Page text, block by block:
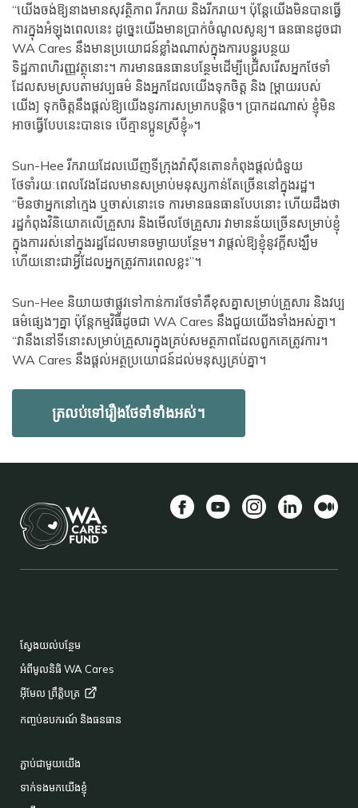
“យើងចង់ឱ្យនាងមានសុវត្ថិភាព រីករាយ និងរីករាយ។ ប៉ុន្តែ​យើង​មិន​បាន​ធ្វើ​
ការ​ក្នុង​អំឡុង​ពេល​នេះ ដូច្នេះ​យើង​មាន​ប្រាក់​ចំណូល​សូន្យ។ ធនធានដូចជា
WA Cares នឹងមានប្រយោជន៍ខ្លាំងណាស់ក្នុងការបន្ធូរបន្ថយ
ទិដ្ឋភាពហិរញ្ញវត្ថុនោះ។ ការមានធនធានបន្ថែមដើម្បីជ្រើសរើសអ្នកថែទាំ
ដែលសមស្របតាមវប្បធម៌ និងអ្នកដែលយើងទុកចិត្ត និង [ម្តាយរបស់
យើង] ទុកចិត្ដនឹងផ្តល់ឱ្យយើងនូវការសម្រាកបន្តិច។ ប្រាកដ​ណាស់ ខ្ញុំ​មិន​
អាច​ធ្វើ​បែប​នេះ​បាន​ទេ បើ​គ្មាន​ប្អូន​ស្រី​ខ្ញុំ»។
Sun-Hee រីករាយដែលឃើញទីក្រុងវ៉ាស៊ីនតោនកំពុងផ្តល់ជំនួយ
ថែទាំរយៈពេលវែងដែលមានសម្រាប់មនុស្សកាន់តែច្រើននៅក្នុងរដ្ឋ។
“មិនថាអ្នកនៅក្មេង ឬចាស់នោះទេ ការមានធនធានបែបនោះ ហើយដឹងថា
រដ្ឋកំពុងវិនិយោគលើគ្រួសារ និងមើលថែគ្រួសារ វាមានន័យច្រើនសម្រាប់ខ្ញុំ
ក្នុងការរស់នៅក្នុងរដ្ឋដែលមានចម្ងាយបន្ថែម។ វាផ្តល់ឱ្យខ្ញុំនូវក្តីសង្ឃឹម
ហើយនោះជាអ្វីដែលអ្នកត្រូវការពេលខ្លះ”។
Sun-Hee និយាយថាផ្លូវទៅកាន់ការថែទាំគឺខុសគ្នាសម្រាប់គ្រួសារ និងវប្ប
ធម៌ផ្សេងៗគ្នា ប៉ុន្តែកម្មវិធីដូចជា WA Cares នឹងជួយយើងទាំងអស់គ្នា។
“វានឹងនៅទីនោះសម្រាប់គ្រួសារក្នុងគ្រប់សមត្ថភាពដែលពួកគេត្រូវការ។
WA Cares នឹងផ្តល់អត្ថប្រយោជន៍ដល់មនុស្សគ្រប់គ្នា។
ត្រលប់ទៅរឿងថែទាំទាំងអស់។
FOOTER
ស្វែងយល់បន្ថែម
អំពីមូលនិធិ WA Cares
អ៊ីមែល ព្រឹត្តិបត្រ
កញ្ចប់ឧបករណ៍ និងធនធាន
ភ្ជាប់ជាមួយយើង
ទាក់ទងមកយើងខ្ញុំ